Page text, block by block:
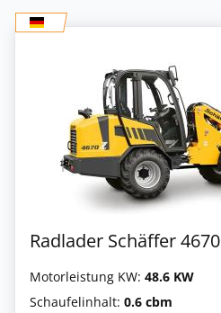
Radlader Schäffer 4670
Motorleistung KW: 48.6 KW
Schaufelinhalt: 0.6 cbm